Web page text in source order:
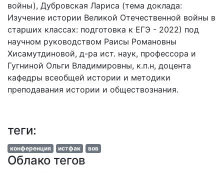
войны), Дубровская Лариса (тема доклада:
Изучение истории Великой Отечественной войны в
старших классах: подготовка к ЕГЭ - 2022) под
научном руководством Раисы Романовны
Хисамутдиновой, д-ра ист. наук, профессора и
Гугниной Ольги Владимировны, к.п.н, доцента
кафедры всеобщей истории и методики
преподавания истории и обществознания.
теги:
конференция истфак вов
Облако тегов